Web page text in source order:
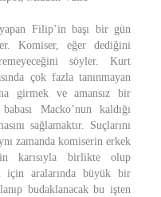
Filip’in başı bir gün
Komiser, eğer dediğini
söyler. Kurt
çok fazla tanınmayan
girmek ve amansız bir
Macko’nun kaldığı
sağlamaktır. Suçlarını
zamanda komiserin erkek
karısıyla birlikte olup
için aralarında büyük bir
budaklanacak bu işten